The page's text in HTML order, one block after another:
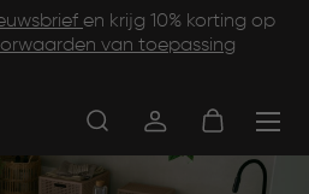
en krijg 10% korting op
van toepassing